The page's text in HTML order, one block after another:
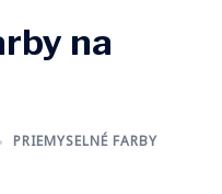
na
PRIEMYSELNÉ FARBY